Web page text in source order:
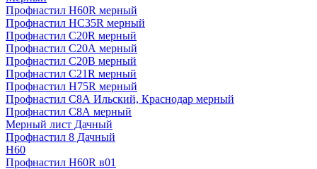
Профнастил H60R мерный
Профнастил HC35R мерный
Профнастил С20R мерный
Профнастил С20А мерный
Профнастил С20В мерный
Профнастил С21R мерный
Профнастил Н75R мерный
Профнастил С8А Ильский, Краснодар мерный
Профнастил С8А мерный
Мерный лист Дачный
Профнастил 8 Дачный
Н60
Профнастил H60R в01